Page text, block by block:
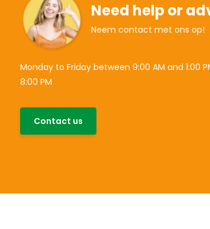
Need help or
Neem contact met ons op!
Monday to Friday between 9:00 AM and 1:00
8:00 PM
Contact us